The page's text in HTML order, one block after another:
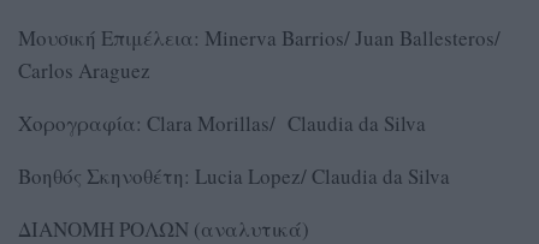
Μουσική Επιμέλεια: Minerva Barrios/ Juan Ballesteros/
Carlos Araguez
Χορογραφία: Clara Morillas/ Claudia da Silva
Βοηθός Σκηνοθέτη: Lucia Lopez/ Claudia da Silva
ΔΙΑΝΟΜΗ ΡΟΛΩΝ (αναλυτικά)